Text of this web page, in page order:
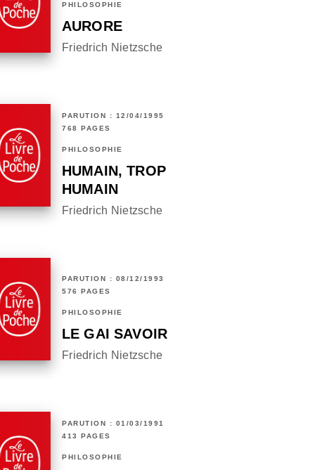
PHILOSOPHIE
AURORE
Friedrich Nietzsche
PARUTION : 12/04/1995
768 PAGES
PHILOSOPHIE
HUMAIN, TROP
HUMAIN
Friedrich Nietzsche
PARUTION : 08/12/1993
576 PAGES
PHILOSOPHIE
LE GAI SAVOIR
Friedrich Nietzsche
PARUTION : 01/03/1991
413 PAGES
PHILOSOPHIE